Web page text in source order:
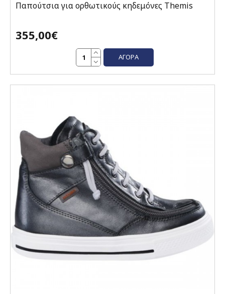
Παπούτσια για ορθωτικούς κηδεμόνες Themis
355,00€
ΑΓΟΡΆ